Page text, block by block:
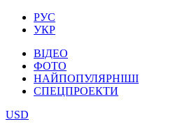
РУС
УКР
ВІДЕО
ФОТО
НАЙПОПУЛЯРНІШІ
СПЕЦПРОЕКТИ
USD